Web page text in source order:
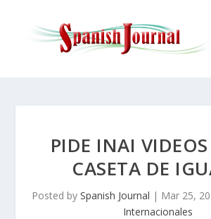
PIDE INAI
CASETA DE
Posted by Spanish Journal | Mar 25,
Internacionales